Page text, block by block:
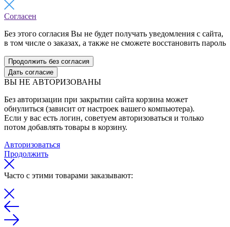
Согласен
Без этого согласия Вы не будет получать уведомления с сайта,
в том числе о заказах, а также не сможете восстановить пароль
Продолжить без согласия
Дать согласие
ВЫ НЕ АВТОРИЗОВАНЫ
Без авторизации при закрытии сайта корзина может
обнулиться (зависит от настроек вашего компьютера).
Если у вас есть логин, советуем авторизоваться и только
потом добавлять товары в корзину.
Авторизоваться
Продолжить
Часто с этими товарами заказывают: